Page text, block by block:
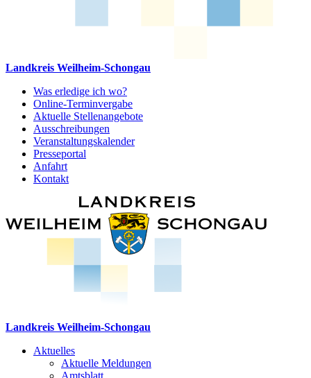
Landkreis Weilheim-Schongau
Was erledige ich wo?
Online-Terminvergabe
Aktuelle Stellenangebote
Ausschreibungen
Veranstaltungskalender
Presseportal
Anfahrt
Kontakt
Landkreis Weilheim-Schongau
Aktuelles
Aktuelle Meldungen